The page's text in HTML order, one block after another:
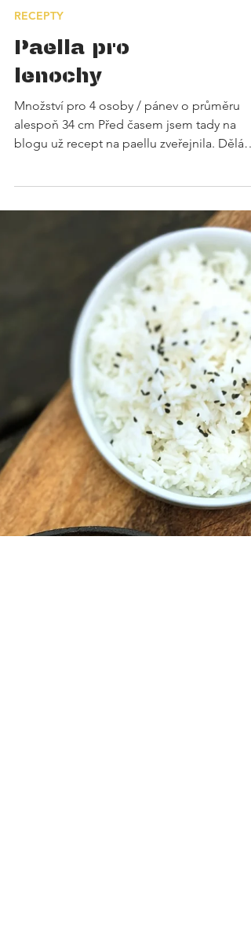
Paella pro
lenochy
Množství pro 4 osoby / pánev o průměru
alespoň 34 cm Před časem jsem tady na
blogu už recept na paellu zveřejnila. Dělám
docela často...